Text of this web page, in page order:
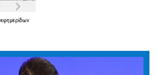
εφημερίδων